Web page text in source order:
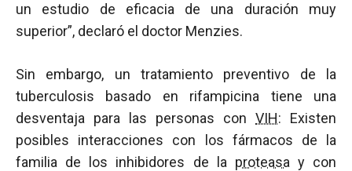
un estudio de eficacia de una duración muy
superior”, declaró el doctor Menzies.
Sin embargo, un tratamiento preventivo de la
tuberculosis basado en rifampicina tiene una
desventaja para las personas con VIH: Existen
posibles interacciones con los fármacos de la
familia de los inhibidores de la proteasa y con